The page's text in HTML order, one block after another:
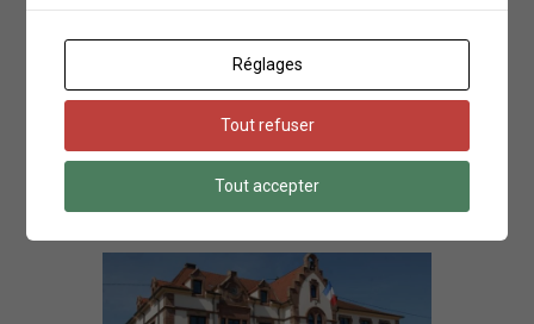
FICHE D’IDENTITÉ
Village d’environ 4000 habitants,
Bartenheim fait partie de la collectivité
européenne d’Alsace et de la communauté
d’agglomération de Saint-Louis (SLA).
Réglages
Tout refuser
Tout accepter